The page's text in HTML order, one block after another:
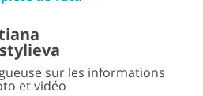
sur les informations
et vidéo